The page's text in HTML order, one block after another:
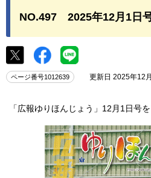
NO.497 2025年12月1日
ページ番号1012639 更新日 2025年12
「広報ゆりほんじょう」12月1日号